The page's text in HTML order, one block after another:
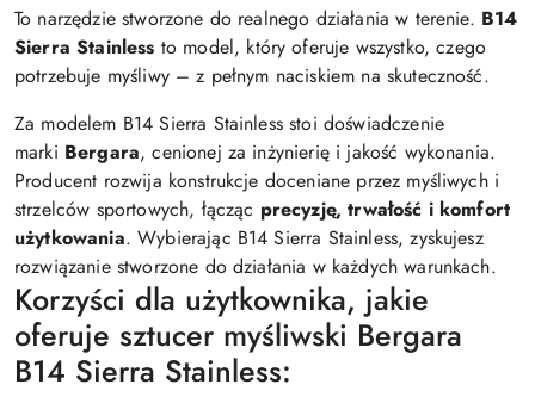
To narzędzie stworzone do realnego działania w terenie. B14
Sierra Stainless to model, który oferuje wszystko, czego
potrzebuje myśliwy – z pełnym naciskiem na skuteczność.
Za modelem B14 Sierra Stainless stoi doświadczenie
marki Bergara, cenionej za inżynierię i jakość wykonania.
Producent rozwija konstrukcje doceniane przez myśliwych i
strzelców sportowych, łącząc precyzję, trwałość i komfort
użytkowania. Wybierając B14 Sierra Stainless, zyskujesz
rozwiązanie stworzone do działania w każdych warunkach.
Korzyści dla użytkownika, jakie
oferuje sztucer myśliwski Bergara
B14 Sierra Stainless: